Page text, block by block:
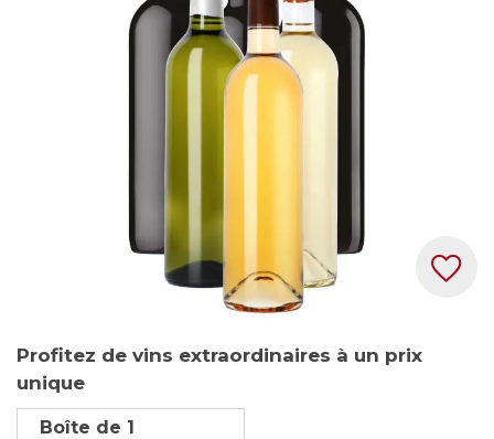
to
the
beginning
Profitez de vins extraordinaires à un prix
unique
Boîte de 1